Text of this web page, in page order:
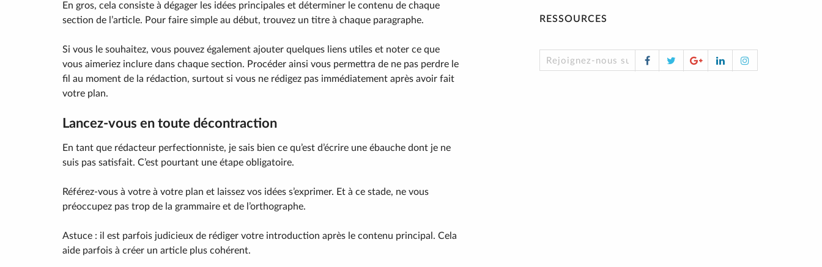
En gros, cela consiste à dégager les idées principales et déterminer le contenu de chaque
section de l’article. Pour faire simple au début, trouvez un titre à chaque paragraphe.
Si vous le souhaitez, vous pouvez également ajouter quelques liens utiles et noter ce que
vous aimeriez inclure dans chaque section. Procéder ainsi vous permettra de ne pas perdre le
fil au moment de la rédaction, surtout si vous ne rédigez pas immédiatement après avoir fait
votre plan.
Lancez-vous en toute décontraction
En tant que rédacteur perfectionniste, je sais bien ce qu’est d’écrire une ébauche dont je ne
suis pas satisfait. C’est pourtant une étape obligatoire.
Référez-vous à votre à votre plan et laissez vos idées s’exprimer. Et à ce stade, ne vous
préoccupez pas trop de la grammaire et de l’orthographe.
Astuce : il est parfois judicieux de rédiger votre introduction après le contenu principal. Cela
aide parfois à créer un article plus cohérent.
RESSOURCES
Rejoignez-nous sur les réseaux sociaux !
FacebookTwitterGoogle
Plus
LinkedInInstagram